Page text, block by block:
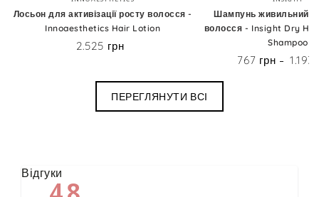
Лосьон для активізації росту волосся -
Innoaesthetics Hair Lotion
Ціна
2.525 грн
Шампунь живильний
волосся - Insight Dry
Shampoo
Ціна
767 грн 1.193
ПЕРЕГЛЯНУТИ ВСІ
Відгуки